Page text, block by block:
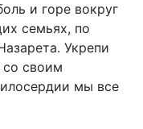
и горе вокруг
семьях, по
Укрепи
со своим
мы все